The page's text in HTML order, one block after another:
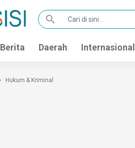
search
Berita Daerah Internasional
Hukum & Kriminal